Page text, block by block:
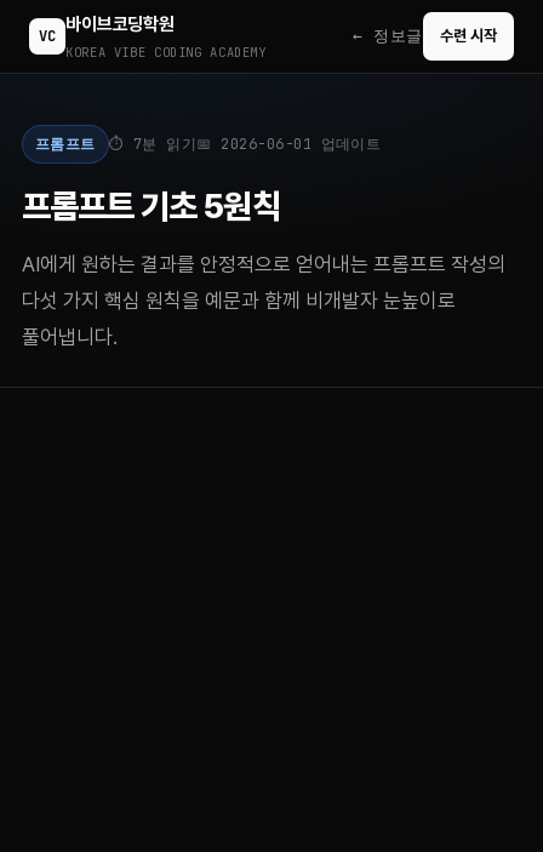
VC
바이브코딩학원
KOREA VIBE CODING ACADEMY
← 정보글 수련 시작
프롬프트 ⏱ 7분 읽기📅 2026-06-01 업데이트
프롬프트 기초 5원칙
AI에게 원하는 결과를 안정적으로 얻어내는 프롬프트 작성의
다섯 가지 핵심 원칙을 예문과 함께 비개발자 눈높이로
풀어냅니다.